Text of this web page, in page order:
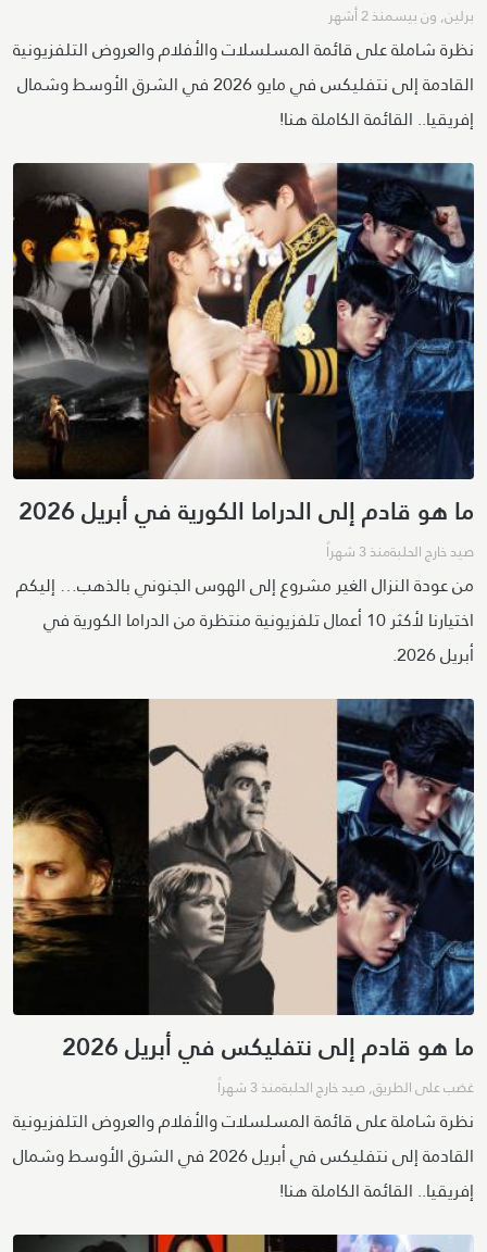
برلين, ون بيسمنذ 2 أشهر
نظرة شاملة على قائمة المسلسلات والأفلام والعروض التلفزيونية
القادمة إلى نتفليكس في مايو 2026 في الشرق الأوسط وشمال
إفريقيا.. القائمة الكاملة هنا!
ما هو قادم إلى الدراما الكورية في أبريل 2026
صيد خارج الحلبةمنذ 3 شهراً
من عودة النزال الغير مشروع إلى الهوس الجنوني بالذهب… إليكم
اختيارنا لأكثر 10 أعمال تلفزيونية منتظرة من الدراما الكورية في
أبريل 2026.
ما هو قادم إلى نتفليكس في أبريل 2026
غضب على الطريق, صيد خارج الحلبةمنذ 3 شهراً
نظرة شاملة على قائمة المسلسلات والأفلام والعروض التلفزيونية
القادمة إلى نتفليكس في أبريل 2026 في الشرق الأوسط وشمال
إفريقيا.. القائمة الكاملة هنا!